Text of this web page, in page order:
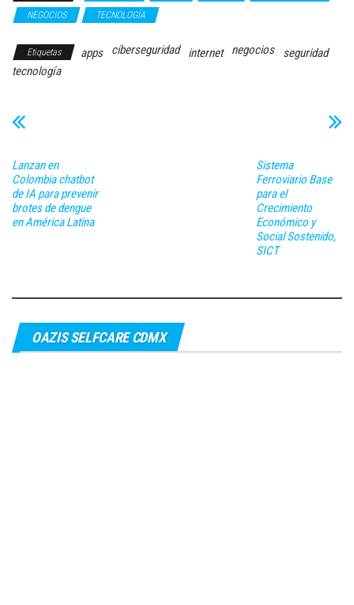
NEGOCIOS
TECNOLOGÍA
Etiquetas apps ciberseguridad internet negocios
seguridad
tecnología
Lanzan en
Colombia chatbot
de IA para prevenir
brotes de dengue
en América Latina
Sistema
Ferroviario Base
para el
Crecimiento
Económico y
Social Sostenido,
SICT
OAZIS SELFCARE CDMX